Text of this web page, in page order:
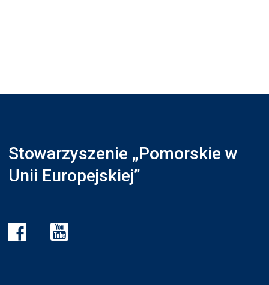
Stowarzyszenie „Pomorskie w
Unii Europejskiej”